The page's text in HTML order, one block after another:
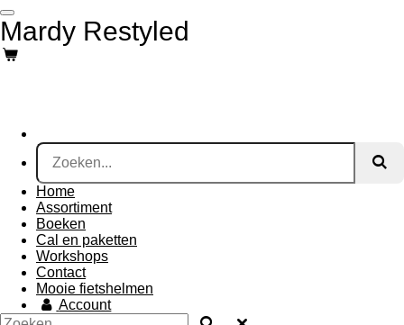
Ga
direct
naar
de
Mardy Restyled
Home
Assortiment
Boeken
Cal en paketten
Workshops
Contact
Mooie fietshelmen
Account